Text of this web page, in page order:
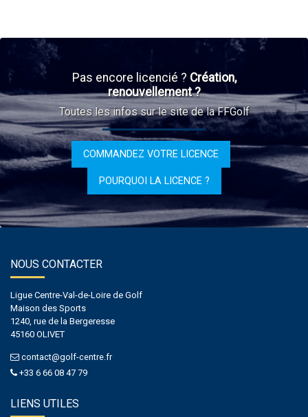
Pas encore licencié ? Création,
renouvellement ?
Toutes les infos sur le site de la FFGolf
COMMANDEZ VOTRE LICENCE
POURQUOI LA LICENCE ?
NOUS CONTACTER
Ligue Centre-Val-de-Loire de Golf
Maison des Sports
1240, rue de la Bergeresse
45160 OLIVET
contact@golf-centre.fr
+33 6 66 08 47 79
LIENS UTILES